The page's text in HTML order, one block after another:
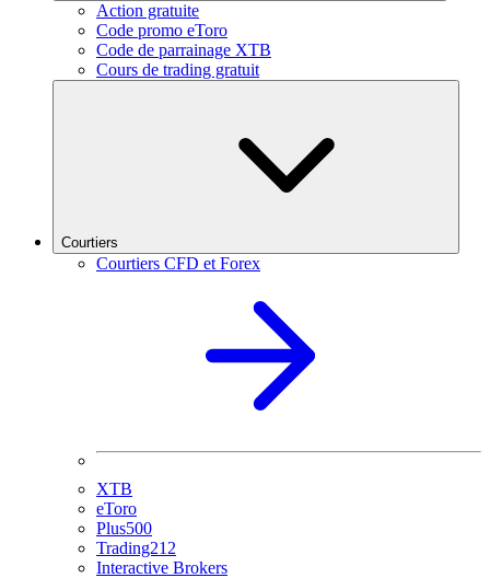
Action gratuite
Code promo eToro
Code de parrainage XTB
Cours de trading gratuit
Courtiers
Courtiers CFD et Forex
XTB
eToro
Plus500
Trading212
Interactive Brokers